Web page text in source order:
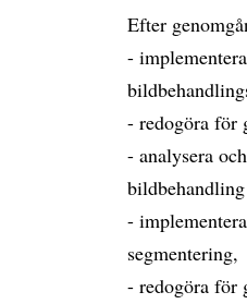
Efter
-
- redogöra för
- analysera
-
segmentering,
- redogöra för